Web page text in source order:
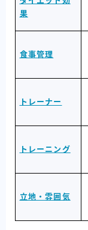
果
食事管理
トレーナー
トレーニング
立地・雰囲気